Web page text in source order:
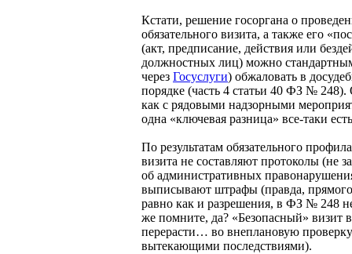
Кстати, решение госоргана о
обязательного визита, а также его
(акт, предписание, действия или
должностных лиц) можно
через Госуслуги) обжаловать в
порядке (часть 4 статьи 40 ФЗ №
как с рядовыми надзорными
одна «ключевая разница» все-таки
По результатам обязательного
визита не составляют протоколы (не
об административных
выписывают штрафы (правда, прямого
равно как и разрешения, в ФЗ № 248
же помните, да? «Безопасный» визит
перерасти… во внеплановую
вытекающими последствиями).